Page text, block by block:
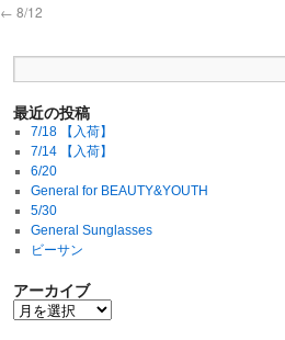
← 8/12
最近の投稿
7/18 【入荷】
7/14 【入荷】
6/20
General for BEAUTY&YOUTH
5/30
General Sunglasses
ビーサン
アーカイブ